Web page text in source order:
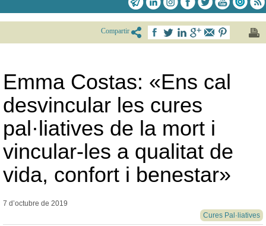
Compartir
Emma Costas: «Ens cal
desvincular les cures
pal·liatives de la mort i
vincular-les a qualitat de
vida, confort i benestar»
7 d’octubre de 2019
Cures Pal·liatives